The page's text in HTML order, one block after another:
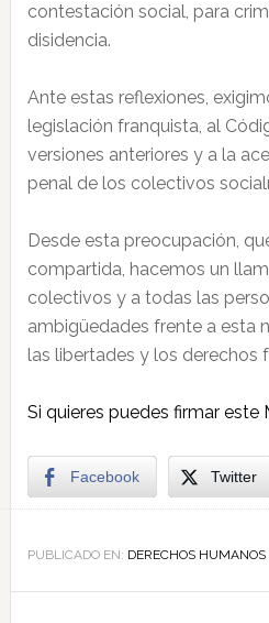
contestación social, para
disidencia.
Ante estas reflexiones,
legislación franquista, al
versiones anteriores y a la
penal de los colectivos
Desde esta preocupación,
compartida, hacemos un
colectivos y a todas las
ambigüedades frente a esta
las libertades y los derechos
Si quieres puedes firmar este
Facebook Twitter
PUBLICADO EN: DERECHOS HUMANOS